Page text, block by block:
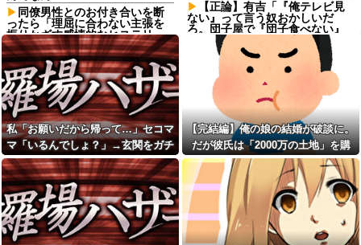
同僚男性とのお付き合いを断
ったら「理屈に合わない主張を
振りかざす感情的なヒステリー
女」と言いふらされて・・・
ブサイクでモテなかった俺に
奇跡的にできた優しくて可愛い
彼女と結婚！…する直前、彼女
妹のせいで想定外すぎる事態に
なってしまったんだが………？
私「お願いだから帰って…」
セコママ「いるんでしょ？」→
玄関をガチャガチャされ、警察
を呼ぶ事態になって…
私には車いすの友人がいるん
だけど、無給で尽くすことに疲
れてしまった。自分のええかっ
こしいで、自分が潰れそう
元同級生から「お前を取材し
たいと言う人がいる」と連絡が
【正論】有吉「『俺テレビ見
ない』って言う奴おかしいだ
ろ。団子屋で『団子食べない』
って言うか？」
【正論】有吉「『俺テレビ見
ない』って言う奴おかしいだ
ろ。団子屋で『団子食べない』
って言うか？」
美空ひばり「おとうちゃん小
林旭がほしい」、山口組三代目
組長「よっしゃ」、昭和ヤバす
ぎ⇒！！！
成人式帰りと思われる袴姿の
集団が騒いでいるところにお婆
さんが一言！
コトメ「あなたには無理でし
ょ？」私「できますけど？」→
何も知らない前提で話しかけて
くるコトメが止まらず…
私「お願いだから帰って…」セコマ
マ「いるんでしょ？」→玄関をガチ
ャガチャされ、警察を呼ぶ事態にな
って…
【完結編】俺の娘の結婚が破談に。
だが彼氏は「2000万の土地」を購
入。こじれた二人は想像以上の修羅
場に